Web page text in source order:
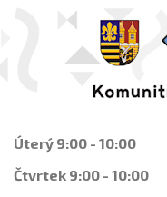
Úterý 9:00 - 10:00
Čtvrtek 9:00 - 10:00